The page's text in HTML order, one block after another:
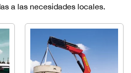
a las necesidades locales.